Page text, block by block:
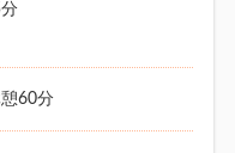
60分